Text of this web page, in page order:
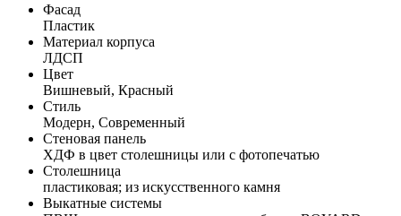
Фасад
Пластик
Материал корпуса
ЛДСП
Цвет
Вишневый, Красный
Стиль
Модерн, Современный
Стеновая панель
ХДФ в цвет столешницы или с фотопечатью
Столешница
пластиковая; из искусственного камня
Выкатные системы